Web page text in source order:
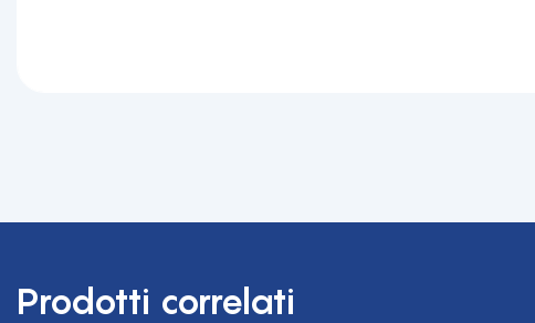
Prodotti correlati